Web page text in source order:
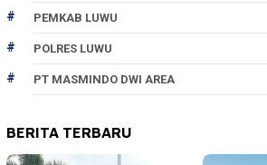
PEMKAB LUWU
POLRES LUWU
PT MASMINDO DWI AREA
BERITA TERBARU